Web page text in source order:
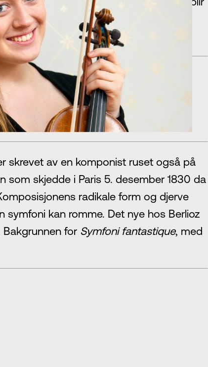
er et merkelig verk som Ravel først
kraft, styrke og villskap.
kan formidles på andre måter.
skrevet av en komponist ruset også på
som skjedde i Paris 5. desember 1830 da
radikale form og djerve
symfoni kan romme. Det nye hos Berlioz
for Symfoni fantastique, med